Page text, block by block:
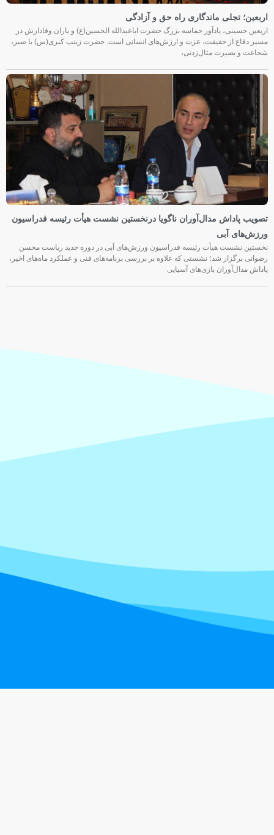
اربعین؛ تجلی ماندگاری راه حق و آزادگی
اربعین حسینی، یادآور حماسه بزرگ حضرت اباعبدالله الحسین(ع) و یاران وفادارش در
مسیر دفاع از حقیقت، عزت و ارزش‌های انسانی است. حضرت زینب کبری(س) با صبر،
شجاعت و بصیرت مثال‌زدنی،
تصویب پاداش مدال‌آوران ناگویا درنخستین نشست هیأت رئیسه فدراسیون
ورزش‌های آبی
نخستین نشست هیأت رئیسه فدراسیون ورزش‌های آبی در دوره جدید ریاست محسن
رضوانی برگزار شد؛ نشستی که علاوه بر بررسی برنامه‌های فنی و عملکرد ماه‌های اخیر،
پاداش مدال‌آوران بازی‌های آسیایی